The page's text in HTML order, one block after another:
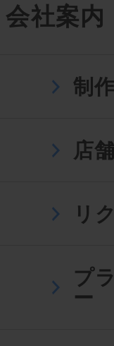
会社案内
制
店
リ
プ
ー